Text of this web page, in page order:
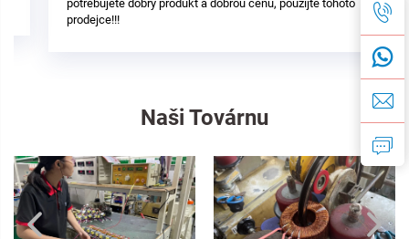
potřebujete dobrý produkt a dobrou cenu, použijte tohoto
prodejce!!!
Naši Továrnu